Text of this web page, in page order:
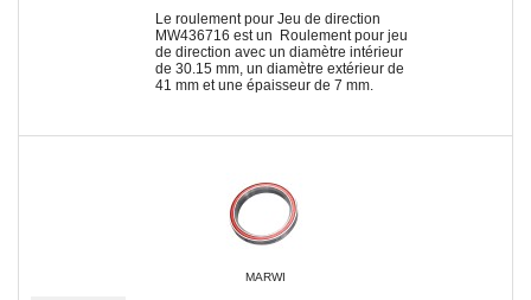
Le roulement pour Jeu de direction
MW436716 est un Roulement pour jeu
de direction avec un diamètre intérieur
de 30.15 mm, un diamètre extérieur de
41 mm et une épaisseur de 7 mm.
MARWI